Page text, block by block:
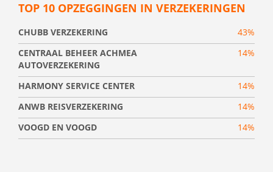
TOP 10 OPZEGGINGEN IN VERZEKERINGEN
CHUBB VERZEKERING
43%
CENTRAAL BEHEER ACHMEA
AUTOVERZEKERING
14%
HARMONY SERVICE CENTER
14%
ANWB REISVERZEKERING
14%
VOOGD EN VOOGD
14%